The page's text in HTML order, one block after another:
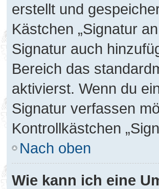
erstellt und
Kästchen „Signatur
Signatur auch
Bereich das
aktivierst. Wenn du
Signatur verfassen
Kontrollkästchen
Nach oben
Wie kann ich eine